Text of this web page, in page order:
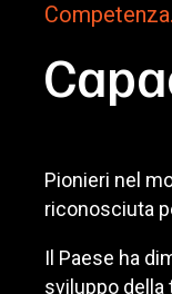
Pionieri nel
riconosciuta
Il Paese ha
sviluppo della